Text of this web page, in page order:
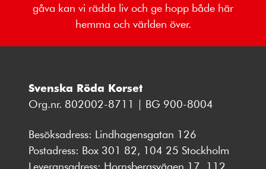
gåva kan vi rädda liv och ge hopp både här
hemma och världen över.
Svenska Röda Korset
Org.nr. 802002-8711 | BG 900-8004
Besöksadress: Lindhagensgatan 126
Postadress: Box 301 82, 104 25 Stockholm